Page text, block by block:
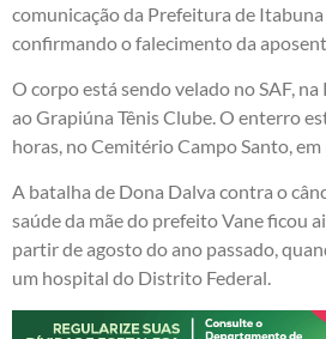
comunicação da Prefeitura de
confirmando o falecimento da
O corpo está sendo velado no SAF, na
ao Grapiúna Tênis Clube. O enterro
horas, no Cemitério Campo Santo,
A batalha de Dona Dalva contra o
saúde da mãe do prefeito Vane ficou
partir de agosto do ano passado,
um hospital do Distrito Federal.